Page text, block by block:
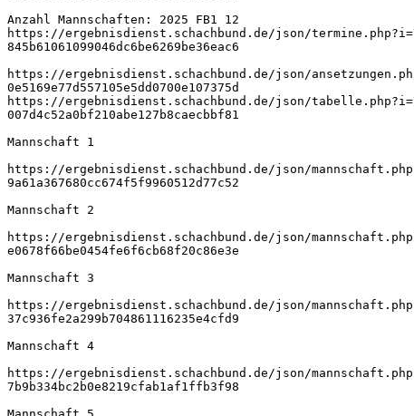
Anzahl Mannschaften: 2025 FB1 12
https://ergebnisdienst.schachbund.de/json/
845b61061099046dc6be6269be36eac6
https://ergebnisdienst.schachbund.de/json/
0e5169e77d557105e5dd0700e107375d
https://ergebnisdienst.schachbund.de/json/
007d4c52a0bf210abe127b8caecbbf81
Mannschaft 1
https://ergebnisdienst.schachbund.de/json/
9a61a367680cc674f5f9960512d77c52
Mannschaft 2
https://ergebnisdienst.schachbund.de/json/
e0678f66be0454fe6f6cb68f20c86e3e
Mannschaft 3
https://ergebnisdienst.schachbund.de/json/
37c936fe2a299b704861116235e4cfd9
Mannschaft 4
https://ergebnisdienst.schachbund.de/json/
7b9b334bc2b0e8219cfab1af1ffb3f98